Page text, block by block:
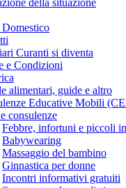
della situazione
Curanti si diventa
e Condizioni
alimentari, guide e altro
Educative Mobili
consulenze
Febbre, infortuni e piccoli
Babywearing
Massaggio del bambino
Ginnastica per donne
Incontri informativi gratuiti